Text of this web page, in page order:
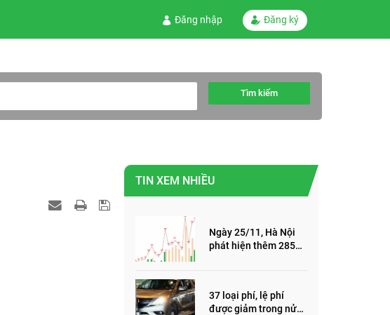
Đăng nhập Đăng ký
Tìm kiếm
TIN XEM NHIỀU
Ngày 25/11, Hà Nội
phát hiện thêm 285
37 loại phí, lệ phí
được giảm trong nửa